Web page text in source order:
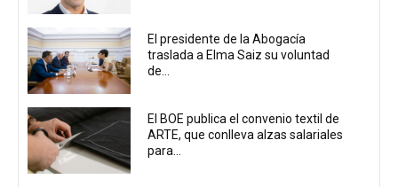
El presidente de la Abogacía
traslada a Elma Saiz su voluntad
de...
El BOE publica el convenio textil de
ARTE, que conlleva alzas salariales
para...